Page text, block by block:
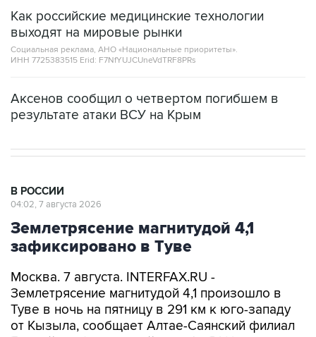
Как российские медицинские технологии
выходят на мировые рынки
Социальная реклама, АНО «Национальные приоритеты».
ИНН 7725383515 Erid: F7NfYUJCUneVdTRF8PRs
Аксенов сообщил о четвертом погибшем в
результате атаки ВСУ на Крым
В РОССИИ
04:02, 7 августа 2026
Землетрясение магнитудой 4,1
зафиксировано в Туве
Москва. 7 августа. INTERFAX.RU -
Землетрясение магнитудой 4,1 произошло в
Туве в ночь на пятницу в 291 км к юго-западу
от Кызыла, сообщает Алтае-Саянский филиал